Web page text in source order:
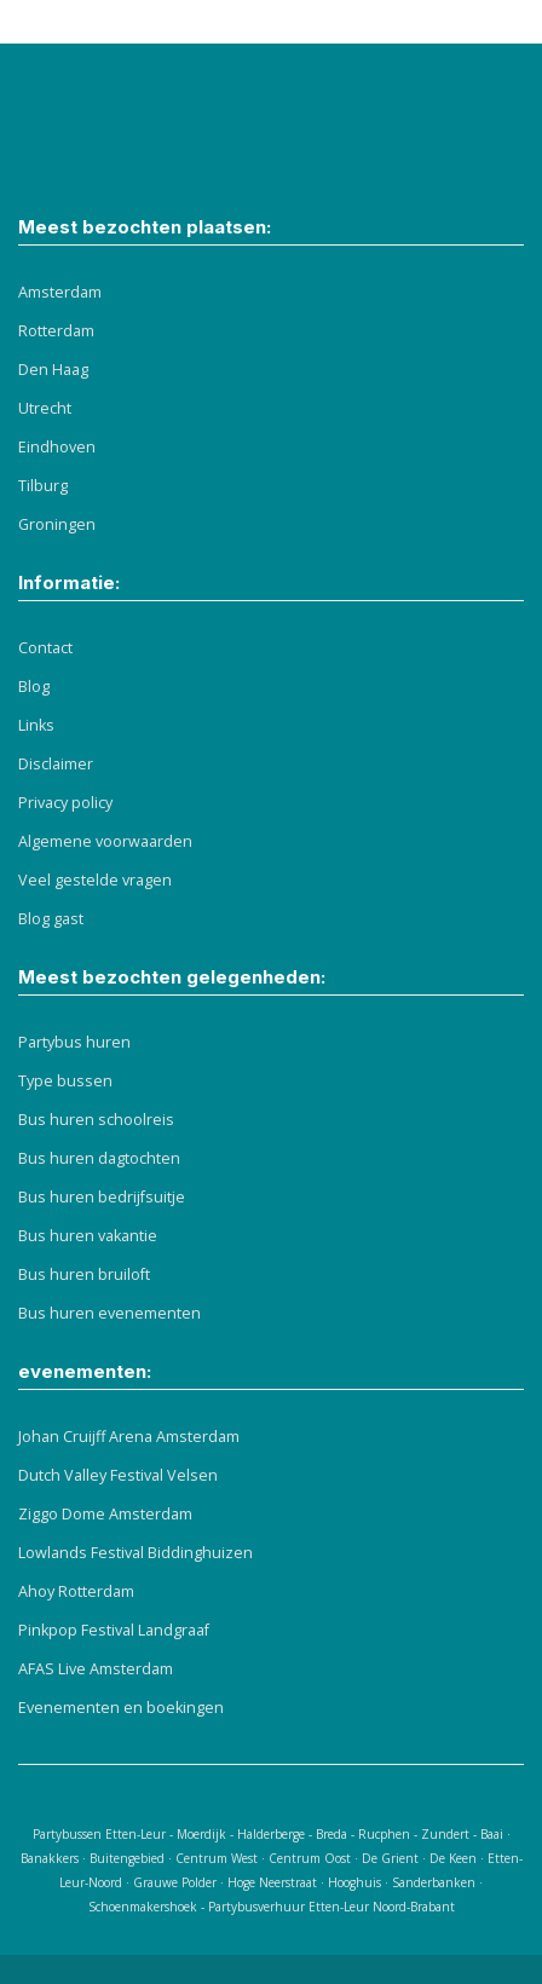
Meest bezochten plaatsen:
Amsterdam
Rotterdam
Den Haag
Utrecht
Eindhoven
Tilburg
Groningen
Informatie:
Contact
Blog
Links
Disclaimer
Privacy policy
Algemene voorwaarden
Veel gestelde vragen
Blog gast
Meest bezochten gelegenheden:
Partybus huren
Type bussen
Bus huren schoolreis
Bus huren dagtochten
Bus huren bedrijfsuitje
Bus huren vakantie
Bus huren bruiloft
Bus huren evenementen
evenementen:
Johan Cruijff Arena Amsterdam
Dutch Valley Festival Velsen
Ziggo Dome Amsterdam
Lowlands Festival Biddinghuizen
Ahoy Rotterdam
Pinkpop Festival Landgraaf
AFAS Live Amsterdam
Evenementen en boekingen
Partybussen Etten-Leur - Moerdijk - Halderberge - Breda - Rucphen - Zundert - Baai ·
Banakkers · Buitengebied · Centrum West · Centrum Oost · De Grient · De Keen · Etten-
Leur-Noord · Grauwe Polder · Hoge Neerstraat · Hooghuis · Sanderbanken ·
Schoenmakershoek - Partybusverhuur Etten-Leur Noord-Brabant